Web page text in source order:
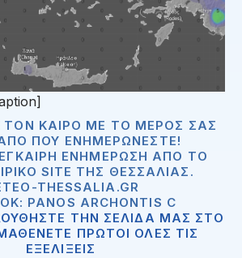
ΤΟΝ ΚΑΙΡΌ ΜΕ ΤΟ ΜΈΡΟΣ ΣΑΣ
ΠΟΥ ΕΝΗΜΕΡΏΝΕΣΤΕ!
ΕΝΗΜΈΡΩΣΗ ΑΠΟ ΤΟ
SITE ΤΗΣ ΘΕΣΣΑΛΊΑΣ.
THESSALIA.GR
PANOS ARCHONTIS C
ΤΗΝ ΣΕΛΙΔΑ ΜΑΣ ΣΤΟ
ΠΡΩΤΟΙ ΟΛΕΣ ΤΙΣ
ΕΞΕΛΙΞΕΙΣ